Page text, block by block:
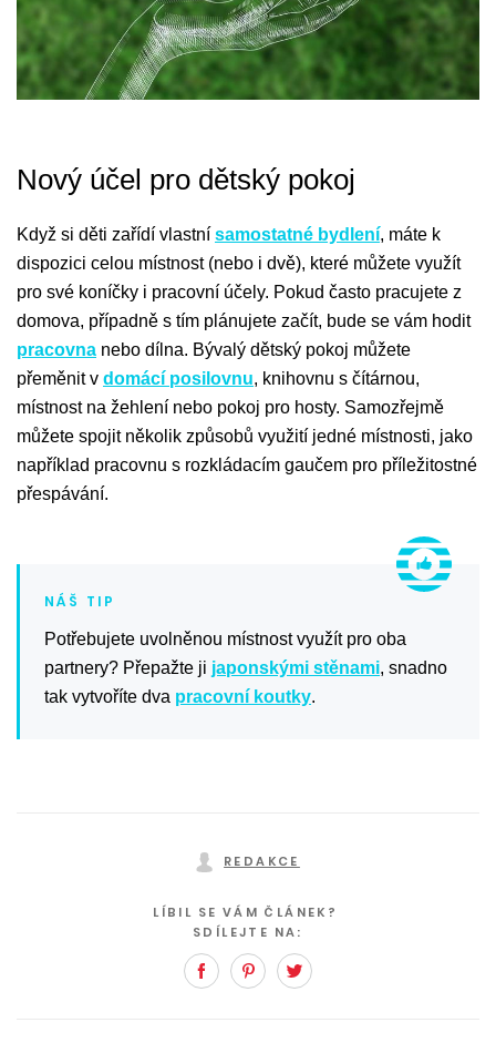
Nový účel pro dětský pokoj
Když si děti zařídí vlastní samostatné bydlení, máte k
dispozici celou místnost (nebo i dvě), které můžete využít
pro své koníčky i pracovní účely. Pokud často pracujete z
domova, případně s tím plánujete začít, bude se vám hodit
pracovna nebo dílna. Bývalý dětský pokoj můžete
přeměnit v domácí posilovnu, knihovnu s čítárnou,
místnost na žehlení nebo pokoj pro hosty. Samozřejmě
můžete spojit několik způsobů využití jedné místnosti, jako
například pracovnu s rozkládacím gaučem pro příležitostné
přespávání.
Potřebujete uvolněnou místnost využít pro oba
partnery? Přepažte ji japonskými stěnami, snadno
tak vytvoříte dva pracovní koutky.
REDAKCE
LÍBIL SE VÁM ČLÁNEK?
SDÍLEJTE NA:
FacebookPinterest